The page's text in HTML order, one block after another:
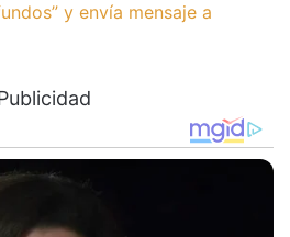
y envía mensaje a